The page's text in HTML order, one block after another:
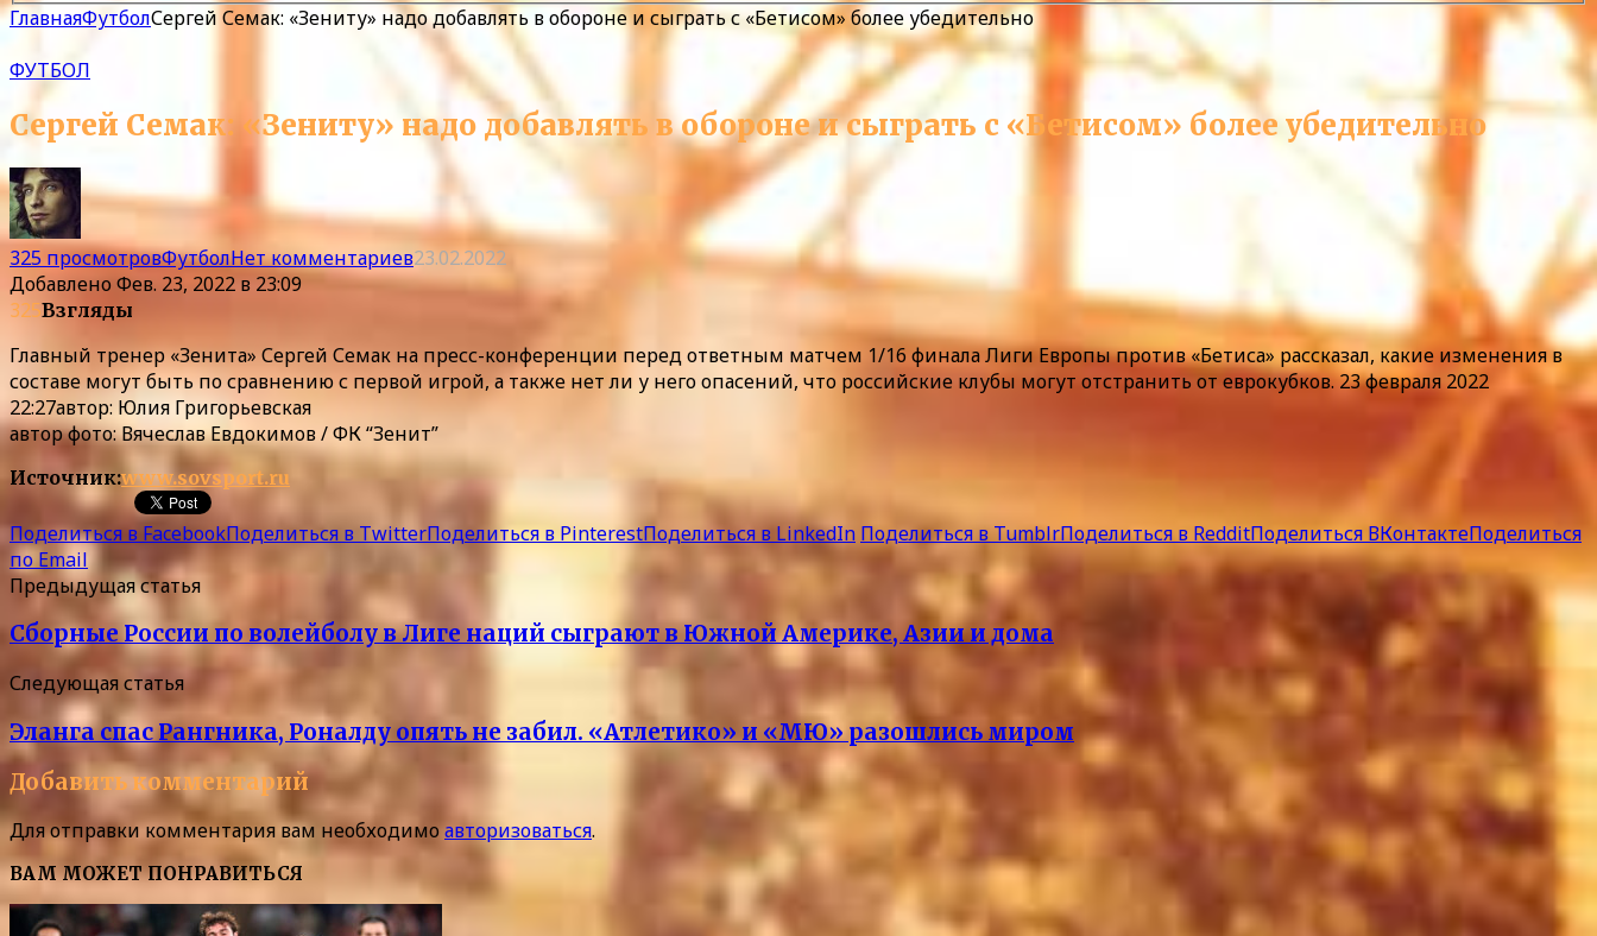
ГлавнаяФутболСергей Семак: «Зениту» надо добавлять в обороне и сыграть с «Бетисом» более убедительно
ФУТБОЛ
Сергей Семак: «Зениту» надо добавлять в обороне и сыграть с «Бетисом» более убедительно
325 просмотровФутболНет комментариев23.02.2022
ДобавленоФев. 23, 2022 в 23:09
325Взгляды
Главный тренер «Зенита» Сергей Семак на пресс-конференции перед ответным матчем 1/16 финала Лиги Европы против «Бетиса» рассказал, какие изменения в
составе могут быть по сравнению с первой игрой, а также нет ли у него опасений, что российские клубы могут отстранить от еврокубков. 23 февраля 2022
22:27автор: Юлия Григорьевская
автор фото: Вячеслав Евдокимов / ФК “Зенит”
Источник:www.sovsport.ru
Поделиться в FacebookПоделиться в TwitterПоделиться в PinterestПоделиться в LinkedIn Поделиться в TumblrПоделиться в RedditПоделиться ВКонтактеПоделиться
по Email
Предыдущая статья
Сборные России по волейболу в Лиге наций сыграют в Южной Америке, Азии и дома
Следующая статья
Эланга спас Рангника, Роналду опять не забил. «Атлетико» и «МЮ» разошлись миром
Добавить комментарий
Для отправки комментария вам необходимо авторизоваться.
ВАМ МОЖЕТ ПОНРАВИТЬСЯ